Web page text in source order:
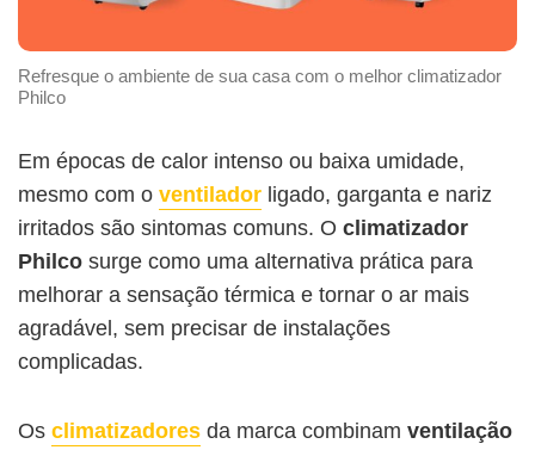
Refresque o ambiente de sua casa com o melhor climatizador
Philco
Em épocas de calor intenso ou baixa umidade,
mesmo com o ventilador ligado, garganta e nariz
irritados são sintomas comuns. O climatizador
Philco surge como uma alternativa prática para
melhorar a sensação térmica e tornar o ar mais
agradável, sem precisar de instalações
complicadas.
Os climatizadores da marca combinam ventilação